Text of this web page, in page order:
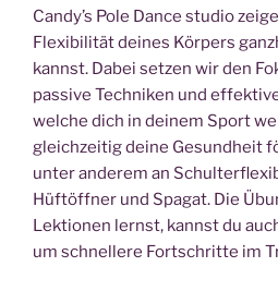
Candy’s Pole Dance studio
Flexibilität deines Körpers
kannst. Dabei setzen wir den
passive Techniken und
welche dich in deinem Sport
gleichzeitig deine Gesundheit
unter anderem an
Hüftöffner und Spagat. Die
Lektionen lernst, kannst du
um schnellere Fortschritte im